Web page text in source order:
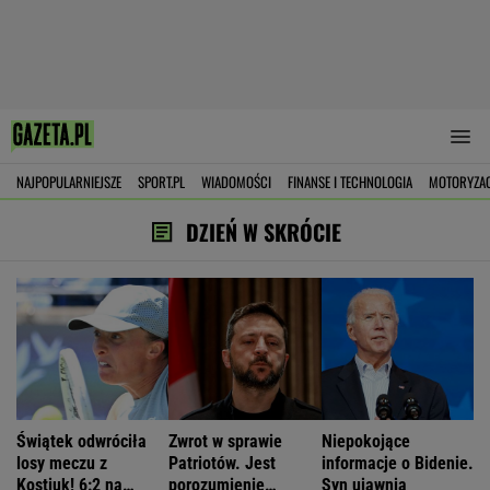
NAJPOPULARNIEJSZE SPORT.PL WIADOMOŚCI FINANSE I TECHNOLOGIA
DZIEŃ W SKRÓCIE
Świątek odwróciła
losy meczu z
Kostiuk! 6:2 na
Zwrot w sprawie
Patriotów. Jest
porozumienie
Niepokojące
informacje o Bidenie.
Syn ujawnia